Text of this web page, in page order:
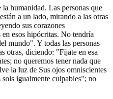
humanidad. Las personas que
a un lado, mirando a las otras
sus corazones
esos hipócritas. No tendría
mundo". Y todas las personas
otras, diciendo: "Fíjate en esa
no queremos tener nada que
la luz de Sus ojos omniscientes
igualmente culpables"; no